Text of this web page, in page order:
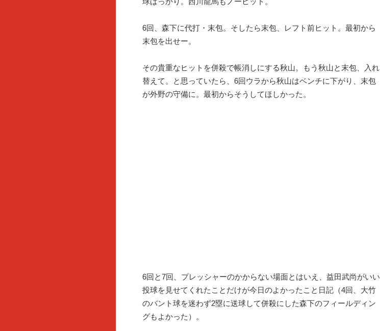
6回、森下に代打・末包。そしたら末包、レフト前ヒット。最初から
末包を出せー。
その貴重なヒットを併殺で帳消しにする秋山。もう秋山と末包、入れ
替えて。と思っていたら、6回ウラから秋山はベンチに下がり、末包
が外野の守備に。最初からそうしてほしかった。
6回と7回、プレッシャーのかからない場面とはいえ、益田武尚がいい
投球を見せてくれたことだけが今日のよかったこと日記（4回、大竹
のバント球を迷わず2塁に送球して併殺にした森下のフィールディン
グもよかった）。